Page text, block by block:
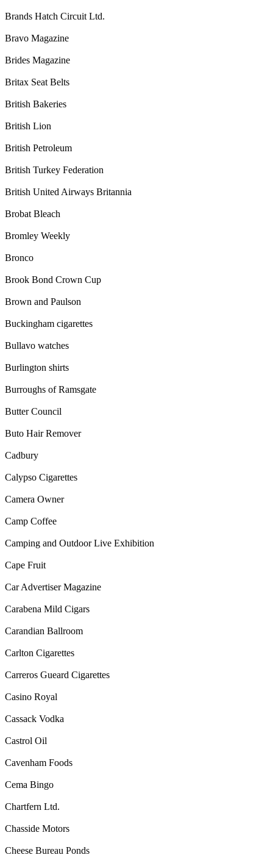
Brands Hatch Circuit Ltd.
Bravo Magazine
Brides Magazine
Britax Seat Belts
British Bakeries
British Lion
British Petroleum
British Turkey Federation
British United Airways Britannia
Brobat Bleach
Bromley Weekly
Bronco
Brook Bond Crown Cup
Brown and Paulson
Buckingham cigarettes
Bullavo watches
Burlington shirts
Burroughs of Ramsgate
Butter Council
Buto Hair Remover
Cadbury
Calypso Cigarettes
Camera Owner
Camp Coffee
Camping and Outdoor Live Exhibition
Cape Fruit
Car Advertiser Magazine
Carabena Mild Cigars
Carandian Ballroom
Carlton Cigarettes
Carreros Gueard Cigarettes
Casino Royal
Cassack Vodka
Castrol Oil
Cavenham Foods
Cema Bingo
Chartfern Ltd.
Chasside Motors
Cheese Bureau Ponds